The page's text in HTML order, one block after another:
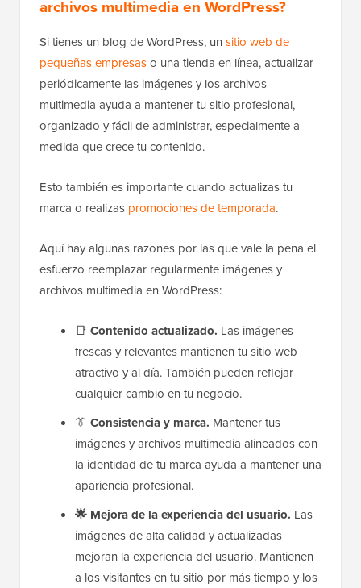
archivos multimedia en WordPress?
Si tienes un blog de WordPress, un sitio web de
pequeñas empresaso una tienda en línea, actualizar
periódicamente las imágenes y los archivos
multimedia ayuda a mantener tu sitio profesional,
organizado y fácil de administrar, especialmente a
medida que crece tu contenido.
Esto también es importante cuando actualizas tu
marca o realizas promociones de temporada.
Aquí hay algunas razones por las que vale la pena el
esfuerzo reemplazar regularmente imágenes y
archivos multimedia en WordPress:
📑 Contenido actualizado. Las imágenes
frescas y relevantes mantienen tu sitio web
atractivo y al día. También pueden reflejar
cualquier cambio en tu negocio.
👔 Consistencia y marca. Mantener tus
imágenes y archivos multimedia alineados con
la identidad de tu marca ayuda a mantener una
apariencia profesional.
🌟 Mejora de la experiencia del usuario. Las
imágenes de alta calidad y actualizadas
mejoran la experiencia del usuario. Mantienen
a los visitantes en tu sitio por más tiempo y los